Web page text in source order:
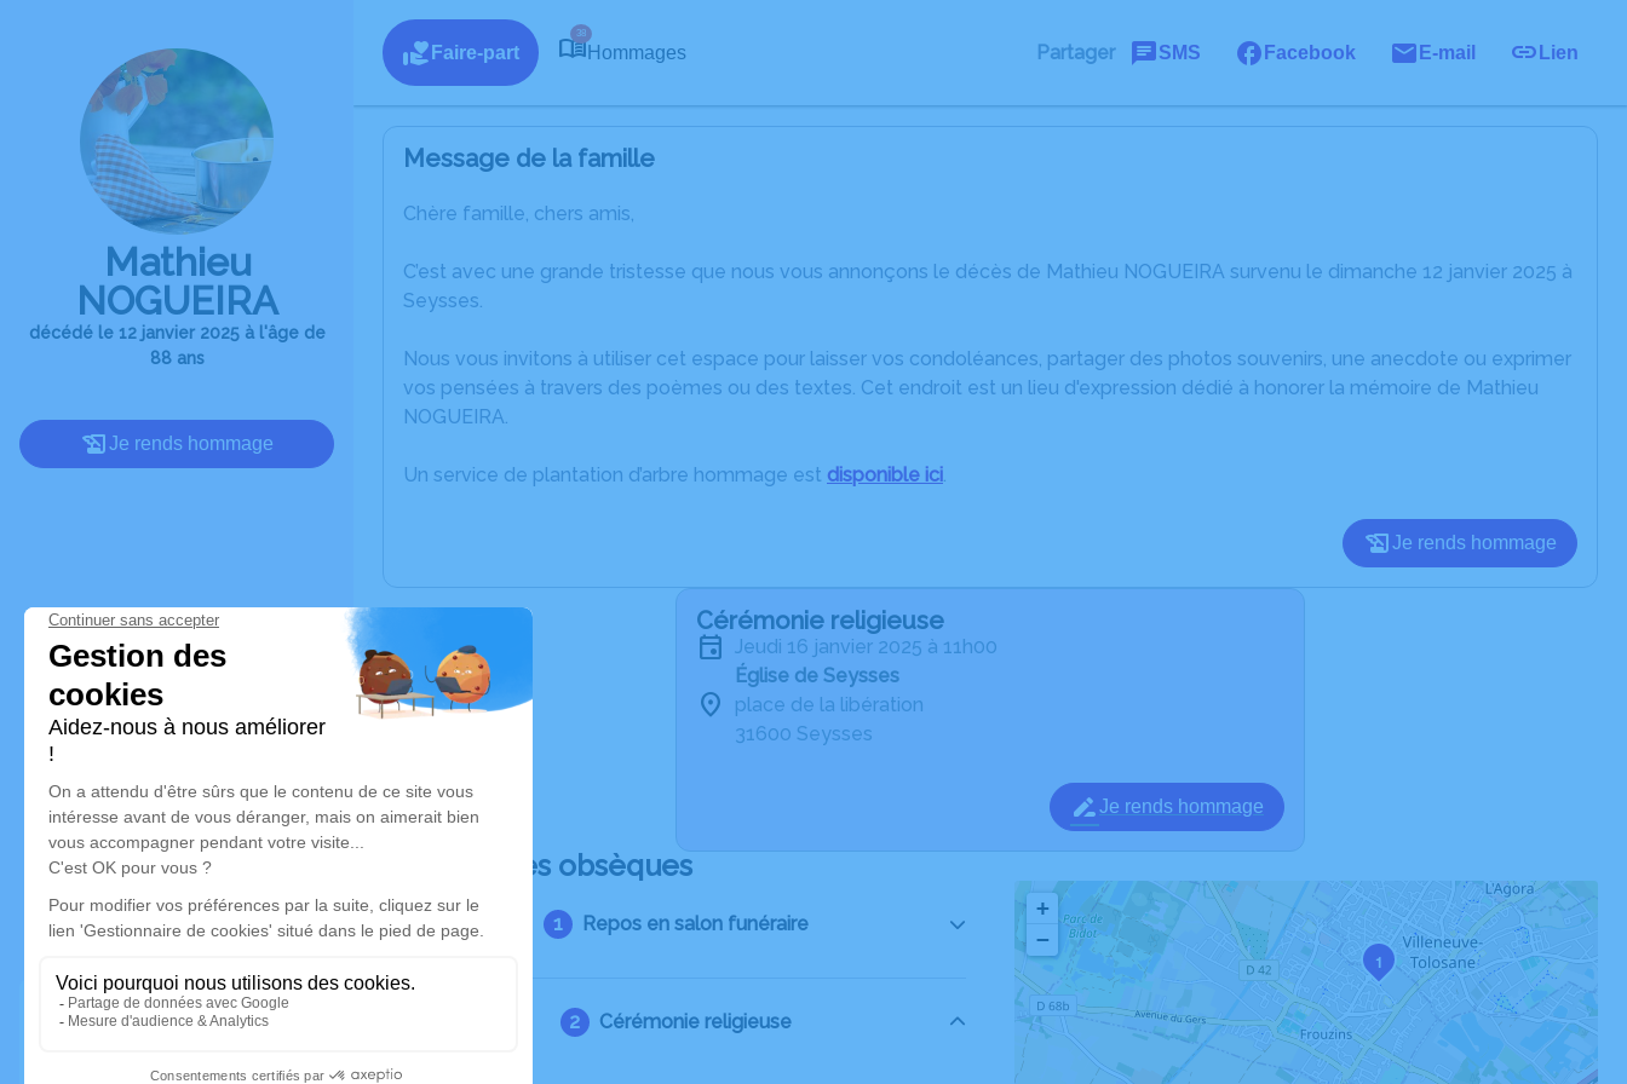
Mathieu
NOGUEIRA
décédé le 12 janvier 2025 à l'âge de
88 ans
Je rends hommage
Faire-part
38
Hommages Partager SMS Facebook E-mail Lien
Message de la famille
Chère famille, chers amis,
C’est avec une grande tristesse que nous vous annonçons le décès de Mathieu NOGUEIRA survenu le dimanche 12 janvier 2025 à
Seysses.
Nous vous invitons à utiliser cet espace pour laisser vos condoléances, partager des photos souvenirs, une anecdote ou exprimer
vos pensées à travers des poèmes ou des textes. Cet endroit est un lieu d'expression dédié à honorer la mémoire de Mathieu
NOGUEIRA.
Un service de plantation d’arbre hommage est disponible ici.
Je rends hommage
Cérémonie religieuse
jeudi 16 janvier 2025 à 11h00
Église de Seysses
place de la libération
31600 Seysses
Je rends hommage
Déroulé des obsèques
Repos en salon funéraire
Cérémonie religieuse
1
+
−